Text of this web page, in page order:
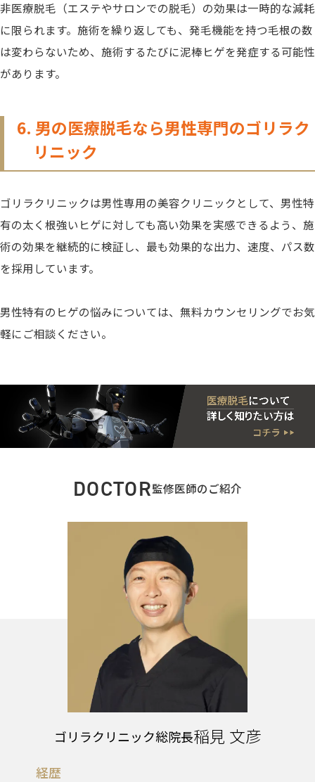
非医療脱毛（エステやサロンでの脱毛）の効果は一時的な減耗
に限られます。施術を繰り返しても、発毛機能を持つ毛根の数
は変わらないため、施術するたびに泥棒ヒゲを発症する可能性
があります。
6. 男の医療脱毛なら男性専門のゴリラク
リニック
ゴリラクリニックは男性専用の美容クリニックとして、男性特
有の太く根強いヒゲに対しても高い効果を実感できるよう、施
術の効果を継続的に検証し、最も効果的な出力、速度、パス数
を採用しています。
男性特有のヒゲの悩みについては、無料カウンセリングでお気
軽にご相談ください。
DOCTOR監修医師のご紹介
ゴリラクリニック総院長稲見 文彦
経歴